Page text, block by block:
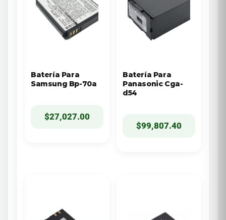
Batería Para
Samsung Bp-70a
$27,027.00
Batería Para
Panasonic Cga-
d54
$99,807.40